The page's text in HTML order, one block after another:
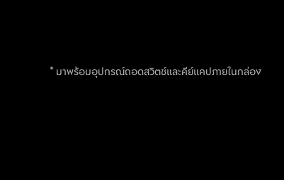
* มาพร้อมอุปกรณ์ถอดสวิตช์และคีย์แคปภายในกล่อง